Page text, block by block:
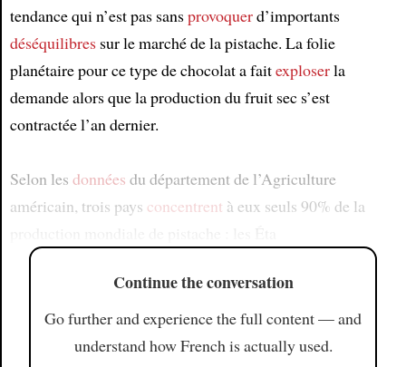
tendance qui n’est pas sansprovoquerd’importants
déséquilibressur le marché de la pistache. La folie
planétaire pour ce type de chocolat a faitexploserla
demande alors que la production du fruit sec s’est
contractée l’an dernier.
Selon les données du département de l’Agriculture
américain, trois pays concentrent à eux seuls 90% de la
Continue the conversation
Go further and experience the full content — and
understand how French is actually used.